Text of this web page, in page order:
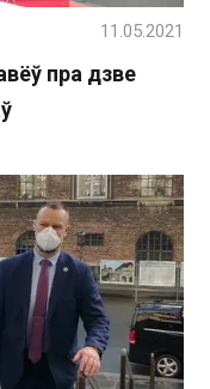
пра дзве
11.05.2021